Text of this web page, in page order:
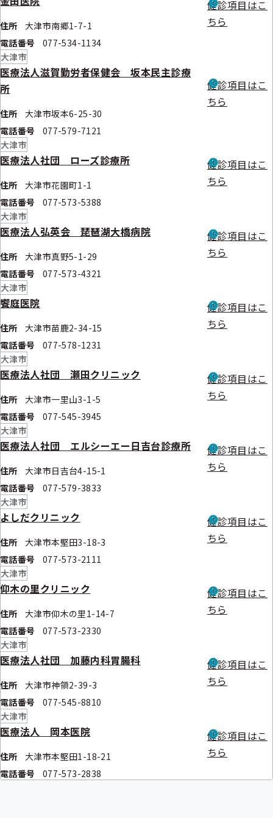
住所
大津市南郷1-7-1
電話番号
077-534-1134
健診項目はこ
ちら
大津市
医療法人滋賀勤労者保健会 坂本民主診療
所
住所
大津市坂本6-25-30
電話番号
077-579-7121
健診項目はこ
ちら
大津市
医療法人社団 ローズ診療所
住所
大津市花園町1-1
電話番号
077-573-5388
健診項目はこ
ちら
大津市
医療法人弘英会 琵琶湖大橋病院
住所
大津市真野5-1-29
電話番号
077-573-4321
健診項目はこ
ちら
大津市
饗庭医院
住所
大津市苗鹿2-34-15
電話番号
077-578-1231
健診項目はこ
ちら
大津市
医療法人社団 瀬田クリニック
住所
大津市一里山3-1-5
電話番号
077-545-3945
健診項目はこ
ちら
大津市
医療法人社団 エルシーエー日吉台診療所
住所
大津市日吉台4-15-1
電話番号
077-579-3833
健診項目はこ
ちら
大津市
よしだクリニック
住所
大津市本堅田3-18-3
電話番号
077-573-2111
健診項目はこ
ちら
大津市
仰木の里クリニック
住所
大津市仰木の里1-14-7
電話番号
077-573-2330
健診項目はこ
ちら
大津市
医療法人社団 加藤内科胃腸科
住所
大津市神領2-39-3
電話番号
077-545-8810
健診項目はこ
ちら
大津市
医療法人 岡本医院
住所
大津市本堅田1-18-21
電話番号
077-573-2838
健診項目はこ
ちら